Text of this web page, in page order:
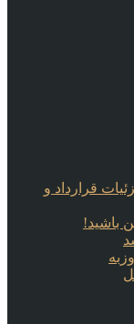
قرارداد و
باشید!